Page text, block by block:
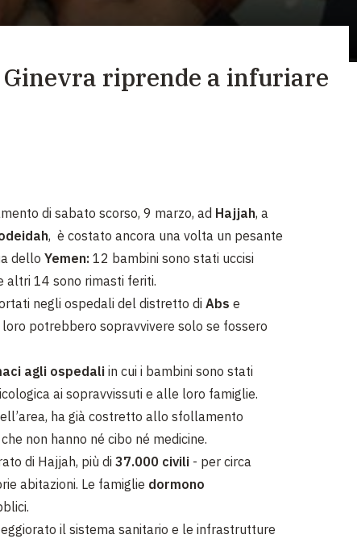
SCEGLI IL PIÙ
Ginevra riprende a infuriare
di sabato scorso, 9 marzo, ad Hajjah, a
, è costato ancora una volta un pesante
dello Yemen: 12 bambini sono stati uccisi
altri 14 sono rimasti feriti.
negli ospedali del distretto di Abs e
potrebbero sopravvivere solo se fossero
agli ospedaliin cui i bambini sono stati
ai sopravvissuti e alle loro famiglie.
ha già costretto allo sfollamento
non hanno né cibo né medicine.
di Hajjah, più di 37.000 civili - per circa
abitazioni. Le famiglie dormono
il sistema sanitario e le infrastrutture